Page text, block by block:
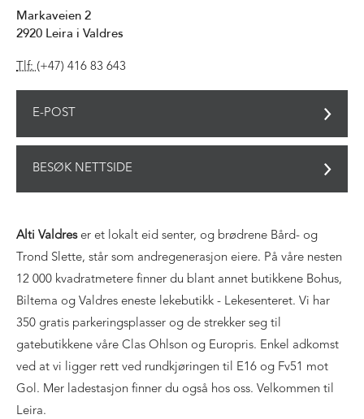
Markaveien 2
2920 Leira i Valdres
Tlf:(+47) 416 83 643
E-POST
BESØK NETTSIDE
Alti Valdreser et lokalt eid senter, og brødrene Bård- og
Trond Slette, står som andregenerasjon eiere. På våre nesten
12 000 kvadratmetere finner du blant annet butikkene Bohus,
Biltema og Valdres eneste lekebutikk - Lekesenteret. Vi har
350 gratis parkeringsplasser og de strekker seg til
gatebutikkene våre Clas Ohlson og Europris. Enkel adkomst
ved at vi ligger rett ved rundkjøringen til E16 og Fv51 mot
Gol. Mer ladestasjon finner du også hos oss. Velkommen til
Leira.